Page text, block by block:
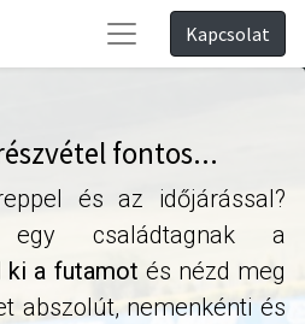
Kapcsolat
fontos...
és az időjárással?
családtagnak a
ki a futamot és nézd meg
abszolút, nemenkénti és